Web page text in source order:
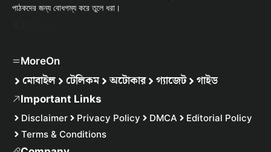
পাঠকদের জন্য বোধগম্য করে তুলে ধরা।
MoreOn
মোবাইল টেলিকম অটোকার গ্যাজেট গাইড
Important Links
Disclaimer Privacy Policy DMCA
Editorial Policy
Terms & Conditions